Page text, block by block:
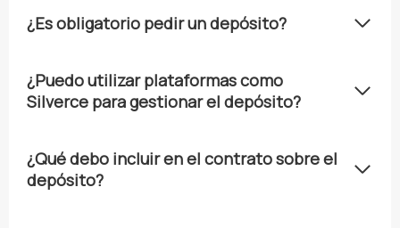
¿Es obligatorio pedir un depósito?
¿Puedo utilizar plataformas como
Silverce para gestionar el depósito?
¿Qué debo incluir en el contrato sobre el
depósito?